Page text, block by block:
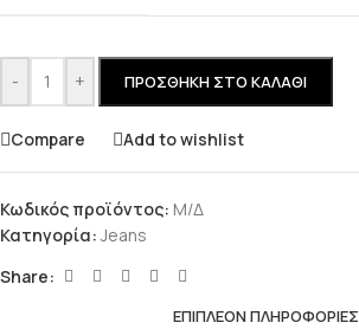
- + ΠΡΟΣΘΉΚΗ ΣΤΟ ΚΑΛΆΘΙ
Compare Add to wishlist
Κωδικός προϊόντος: Μ/Δ
Κατηγορία: Jeans
Share:
ΕΠΙΠΛΈΟΝ ΠΛΗΡΟΦΟΡΊΕΣ